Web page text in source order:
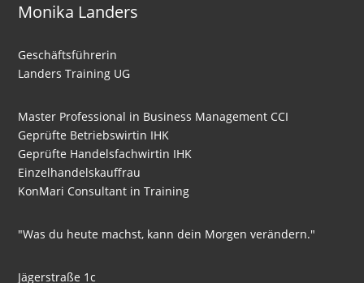
Monika Landers
Geschäftsführerin
Landers Training UG
Master Professional in Business Management CCI
Geprüfte Betriebswirtin IHK
Geprüfte Handelsfachwirtin IHK
Einzelhandelskauffrau
KonMari Consultant in Training
"Was du heute machst, kann dein Morgen verändern."
Jägerstraße 1c